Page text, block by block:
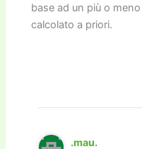
base ad un più o
calcolato a priori.
.mau.